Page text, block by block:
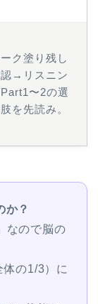
ク塗り残し
→リスニン
〜2の選
を先読み。
か？
なので脳の
の1/3）に